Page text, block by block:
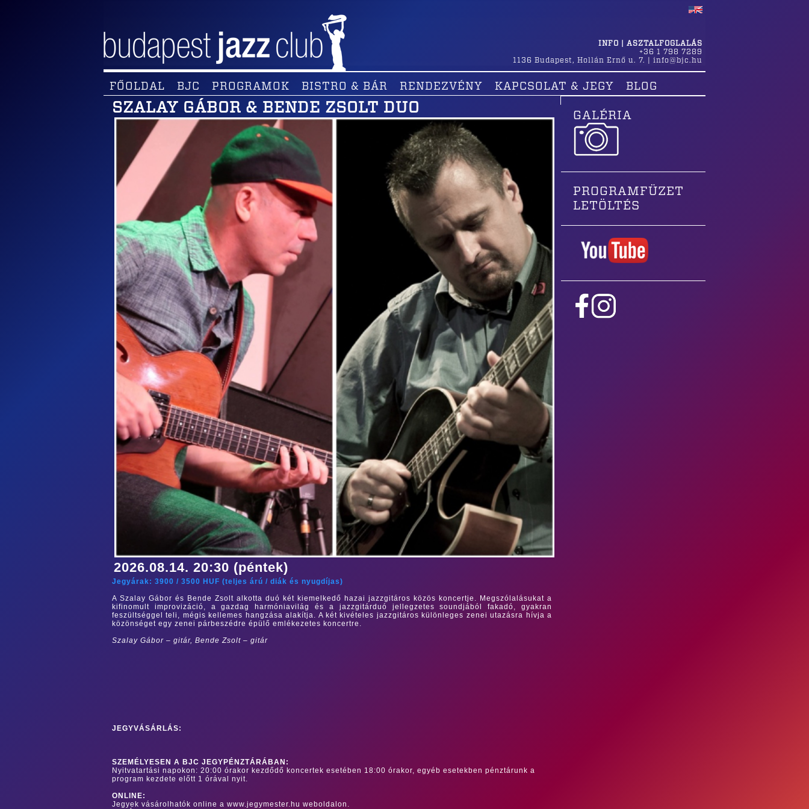
INFO | ASZTALFOGLALÁS
+36 1 798 7289
1136 Budapest , Hollán Ernő u. 7. info@bjc.hu
FŐOLDAL BJC PROGRAMOK BISTRO & BÁR RENDEZVÉNY KAPCSOLAT & JEGY BLOG
SZALAY GÁBOR & BENDE ZSOLT DUO
2026.08.14. 20:30 (péntek)
Jegyárak: 3900 / 3500 HUF (teljes árú / diák és nyugdíjas)
A Szalay Gábor és Bende Zsolt alkotta duó két kiemelkedő hazai jazzgitáros közös koncertje. Megszólalásukat a
kifinomult improvizáció, a gazdag harmóniavilág és a jazzgitárduó jellegzetes soundjából fakadó, gyakran
feszültséggel teli, mégis kellemes hangzása alakítja. A két kivételes jazzgitáros különleges zenei utazásra hívja a
közönséget egy zenei párbeszédre épülő emlékezetes koncertre.
Szalay Gábor – gitár, Bende Zsolt – gitár
JEGYVÁSÁRLÁS:
SZEMÉLYESEN A BJC JEGYPÉNZTÁRÁBAN:
Nyitvatartási napokon: 20:00 órakor kezdődő koncertek esetében 18:00 órakor, egyéb esetekben pénztárunk a
program kezdete előtt 1 órával nyit.
ONLINE:
Jegyek vásárolhatók online a www.jegymester.hu weboldalon.
GALÉRIA
PROGRAMFÜZET
LETÖLTÉS